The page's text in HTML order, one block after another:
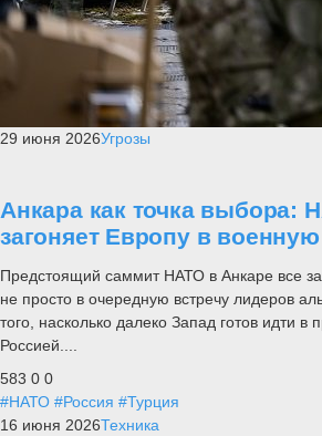
29 июня 2026Угрозы
Анкара как точка выбора:
загоняет Европу в
Предстоящий саммит НАТО в Анкаре все
не просто в очередную встречу лидеров
того, насколько далеко Запад готов идти в
Россией....
583 0 0
#НАТО #Россия #Турция
16 июня 2026Техника